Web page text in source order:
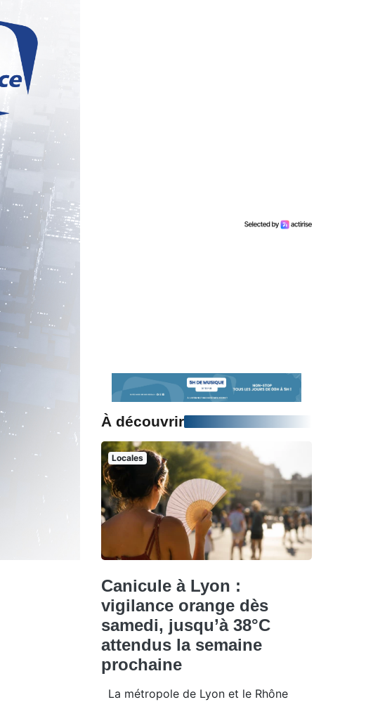
À découvrir
Locales
Canicule à Lyon :
vigilance orange dès
samedi, jusqu’à 38°C
attendus la semaine
prochaine
La métropole de Lyon et le Rhône